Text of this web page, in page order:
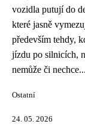
vozidla putují do
které jasně
především tehdy,
jízdu po silnicích,
nemůže či nechce...
Ostatní
24. 05. 2026